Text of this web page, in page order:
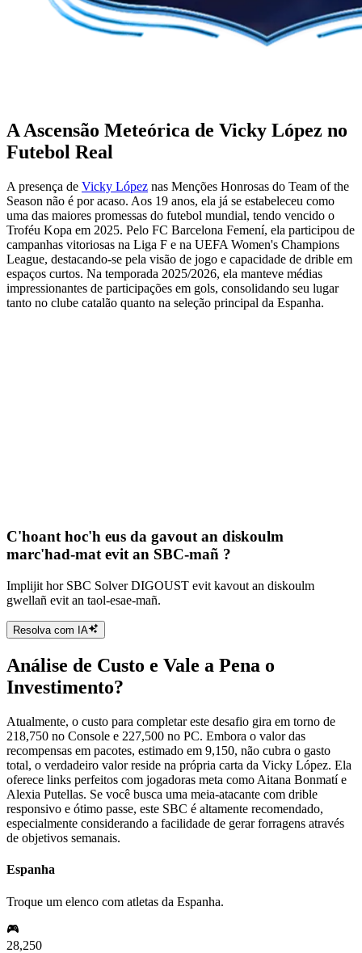
A Ascensão Meteórica de Vicky López no
Futebol Real
A presença de Vicky López nas Menções Honrosas do Team of the
Season não é por acaso. Aos 19 anos, ela já se estabeleceu como
uma das maiores promessas do futebol mundial, tendo vencido o
Troféu Kopa em 2025. Pelo FC Barcelona Femení, ela participou de
campanhas vitoriosas na Liga F e na UEFA Women's Champions
League, destacando-se pela visão de jogo e capacidade de drible em
espaços curtos. Na temporada 2025/2026, ela manteve médias
impressionantes de participações em gols, consolidando seu lugar
tanto no clube catalão quanto na seleção principal da Espanha.
C'hoant hoc'h eus da gavout an diskoulm
marc'had-mat evit an SBC-mañ ?
Implijit hor SBC Solver DIGOUST evit kavout an diskoulm
gwellañ evit an taol-esae-mañ.
Resolva com IA
Análise de Custo e Vale a Pena o
Investimento?
Atualmente, o custo para completar este desafio gira em torno de
218,750 no Console e 227,500 no PC. Embora o valor das
recompensas em pacotes, estimado em 9,150, não cubra o gasto
total, o verdadeiro valor reside na própria carta da Vicky López. Ela
oferece links perfeitos com jogadoras meta como Aitana Bonmatí e
Alexia Putellas. Se você busca uma meia-atacante com drible
responsivo e ótimo passe, este SBC é altamente recomendado,
especialmente considerando a facilidade de gerar forragens através
de objetivos semanais.
Espanha
Troque um elenco com atletas da Espanha.
28,250